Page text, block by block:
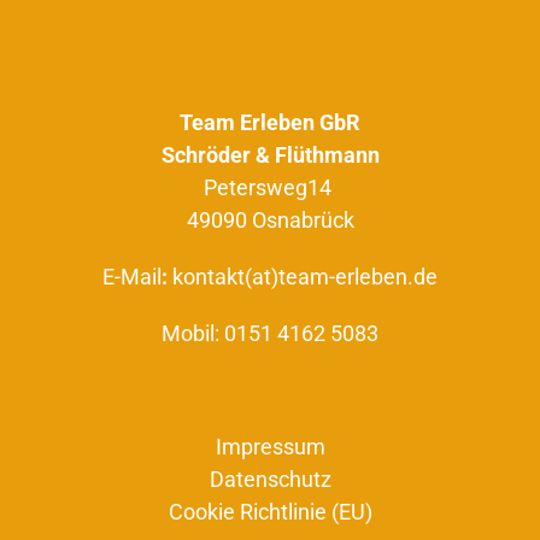
Team Erleben GbR
Schröder & Flüthmann
Petersweg14
49090 Osnabrück
E-Mail : kontakt(at)team-erleben.de
Mobil: 0151 4162 5083
Impressum
Datenschutz
Cookie Richtlinie (EU)